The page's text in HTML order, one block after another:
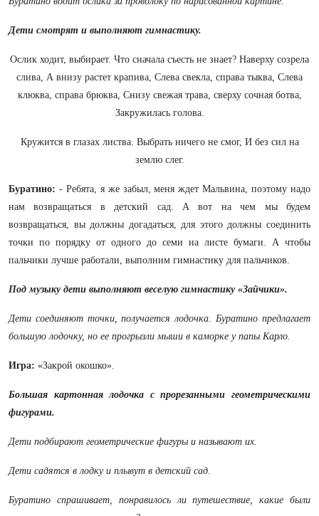
Дети смотрят и выполняют гимнастику.
Ослик ходит, выбирает. Что сначала съесть не знает? Наверху созрела
слива, А внизу растет крапива, Слева свекла, справа тыква, Слева
клюква, справа брюква, Снизу свежая трава, сверху сочная ботва,
Закружилась голова.
Кружится в глазах листва. Выбрать ничего не смог, И без сил на
землю слег.
Буратино: - Ребята, я же забыл, меня ждет Мальвина, поэтому надо
нам возвращаться в детский сад. А вот на чем мы будем
возвращаться, вы должны догадаться, для этого должны соединить
точки по порядку от одного до семи на листе бумаги. А чтобы
пальчики лучше работали, выполним гимнастику для пальчиков.
Под музыку дети выполняют веселую гимнастику «Зайчики».
Дети соединяют точки, получается лодочка. Буратино предлагает
большую лодочку, но ее прогрызли мыши в каморке у папы Карло.
Игра: «Закрой окошко».
Большая картонная лодочка с прорезанными геометрическими
фигурами.
Дети подбирают геометрические фигуры и называют их.
Дети садятся в лодку и плывут в детский сад.
Буратино спрашивает, понравилось ли путешествие, какие были